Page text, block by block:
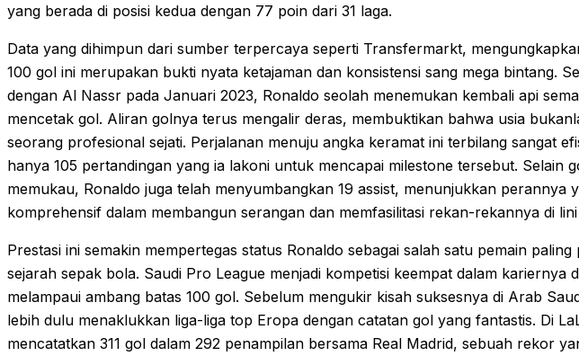
yang berada di posisi kedua dengan 77 poin dari 31 laga.
Data yang dihimpun dari sumber terpercaya seperti Transfermarkt,
100 gol ini merupakan bukti nyata ketajaman dan konsistensi sang mega bintang.
dengan Al Nassr pada Januari 2023, Ronaldo seolah menemukan kembali api
mencetak gol. Aliran golnya terus mengalir deras, membuktikan bahwa usia
seorang profesional sejati. Perjalanan menuju angka keramat ini terbilang sangat
hanya 105 pertandingan yang ia lakoni untuk mencapai milestone tersebut. Selain
memukau, Ronaldo juga telah menyumbangkan 19 assist, menunjukkan perannya
komprehensif dalam membangun serangan dan memfasilitasi rekan-rekannya di
Prestasi ini semakin mempertegas status Ronaldo sebagai salah satu pemain
sejarah sepak bola. Saudi Pro League menjadi kompetisi keempat dalam kariernya
melampaui ambang batas 100 gol. Sebelum mengukir kisah suksesnya di Arab
lebih dulu menaklukkan liga-liga top Eropa dengan catatan gol yang fantastis. Di
mencatatkan 311 gol dalam 292 penampilan bersama Real Madrid, sebuah rekor